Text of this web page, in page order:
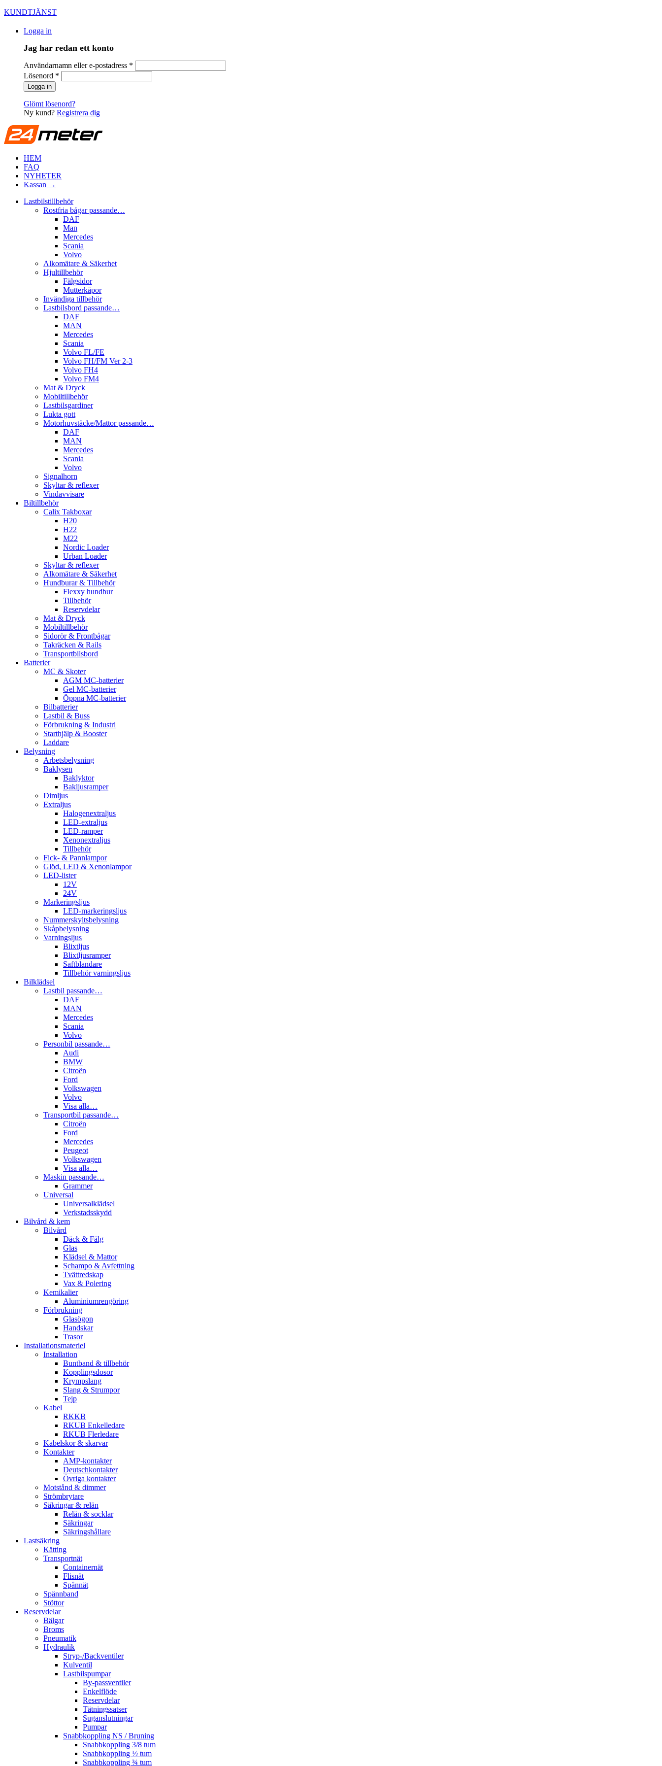
KUNDTJÄNST
Logga in
Jag har redan ett konto
Användarnamn eller e-postadress *
Lösenord *
Glömt lösenord?
Ny kund? Registrera dig
HEM
FAQ
NYHETER
Kassan →
Lastbilstillbehör
Rostfria bågar passande…
DAF
Man
Mercedes
Scania
Volvo
Alkomätare & Säkerhet
Hjultillbehör
Fälgsidor
Mutterkåpor
Invändiga tillbehör
Lastbilsbord passande…
DAF
MAN
Mercedes
Scania
Volvo FL/FE
Volvo FH/FM Ver 2-3
Volvo FH4
Volvo FM4
Mat & Dryck
Mobiltillbehör
Lastbilsgardiner
Lukta gott
Motorhuvstäcke/Mattor passande…
DAF
MAN
Mercedes
Scania
Volvo
Signalhorn
Skyltar & reflexer
Vindavvisare
Biltillbehör
Calix Takboxar
H20
H22
M22
Nordic Loader
Urban Loader
Skyltar & reflexer
Alkomätare & Säkerhet
Hundburar & Tillbehör
Flexxy hundbur
Tillbehör
Reservdelar
Mat & Dryck
Mobiltillbehör
Sidorör & Frontbågar
Takräcken & Rails
Transportbilsbord
Batterier
MC & Skoter
AGM MC-batterier
Gel MC-batterier
Öppna MC-batterier
Bilbatterier
Lastbil & Buss
Förbrukning & Industri
Starthjälp & Booster
Laddare
Belysning
Arbetsbelysning
Baklysen
Baklyktor
Bakljusramper
Dimljus
Extraljus
Halogenextraljus
LED-extraljus
LED-ramper
Xenonextraljus
Tillbehör
Fick- & Pannlampor
Glöd, LED & Xenonlampor
LED-lister
12V
24V
Markeringsljus
LED-markeringsljus
Nummerskyltsbelysning
Skåpbelysning
Varningsljus
Blixtljus
Blixtljusramper
Saftblandare
Tillbehör varningsljus
Bilklädsel
Lastbil passande…
DAF
MAN
Mercedes
Scania
Volvo
Personbil passande…
Audi
BMW
Citroën
Ford
Volkswagen
Volvo
Visa alla…
Transportbil passande…
Citroën
Ford
Mercedes
Peugeot
Volkswagen
Visa alla…
Maskin passande…
Grammer
Universal
Universalklädsel
Verkstadsskydd
Bilvård & kem
Bilvård
Däck & Fälg
Glas
Klädsel & Mattor
Schampo & Avfettning
Tvättredskap
Vax & Polering
Kemikalier
Aluminiumrengöring
Förbrukning
Glasögon
Handskar
Trasor
Installationsmateriel
Installation
Buntband & tillbehör
Kopplingsdosor
Krympslang
Slang & Strumpor
Tejp
Kabel
RKKB
RKUB Enkelledare
RKUB Flerledare
Kabelskor & skarvar
Kontakter
AMP-kontakter
Deutschkontakter
Övriga kontakter
Motstånd & dimmer
Strömbrytare
Säkringar & relän
Relän & socklar
Säkringar
Säkringshållare
Lastsäkring
Kätting
Transportnät
Containernät
Flisnät
Spånnät
Spännband
Stöttor
Reservdelar
Bälgar
Broms
Pneumatik
Hydraulik
Stryp-/Backventiler
Kulventil
Lastbilspumpar
By-passventiler
Enkelflöde
Reservdelar
Tätningssatser
Suganslutningar
Pumpar
Snabbkoppling NS / Bruning
Snabbkoppling 3/8 tum
Snabbkoppling ½ tum
Snabbkoppling ¾ tum